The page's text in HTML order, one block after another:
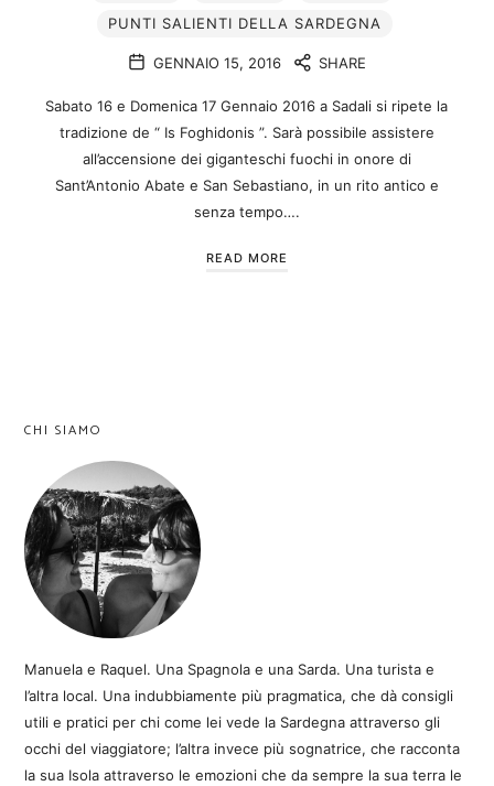
PUNTI SALIENTI DELLA SARDEGNA
GENNAIO 15, 2016 SHARE
Sabato 16 e Domenica 17 Gennaio 2016 a Sadali si ripete la
tradizione de “ Is Foghidonis ”. Sarà possibile assistere
all’accensione dei giganteschi fuochi in onore di
Sant’Antonio Abate e San Sebastiano, in un rito antico e
senza tempo….
READ MORE
CHI SIAMO
Manuela e Raquel. Una Spagnola e una Sarda. Una turista e
l’altra local. Una indubbiamente più pragmatica, che dà consigli
utili e pratici per chi come lei vede la Sardegna attraverso gli
occhi del viaggiatore; l’altra invece più sognatrice, che racconta
la sua Isola attraverso le emozioni che da sempre la sua terra le